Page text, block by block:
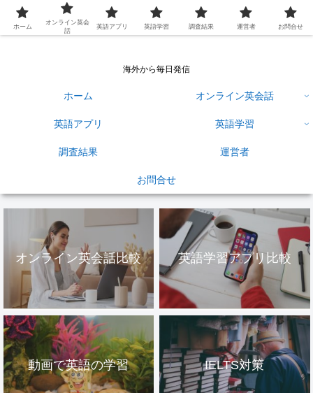
英語学習ひろば
海外から毎日発信
ホーム オンライン英会話
英語アプリ 英語学習
調査結果 運営者
お問合せ
オンライン英会話比較 英語学習アプリ比較
動画で英語の学習 IELTS対策
ホーム
オンライン英会
話
英語アプリ 英語学習 調査結果 運営者 お問合せ